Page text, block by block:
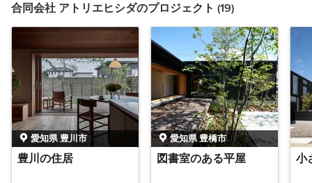
合同会社 アトリエヒシダのプロジェクト (19)
愛知県 豊川市
豊川の住居
愛知県 豊橋市
図書室のある平屋 小